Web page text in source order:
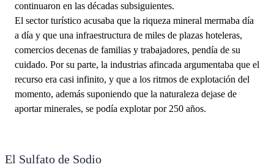
continuaron en las décadas subsiguientes.
El sector turístico acusaba que la riqueza mineral mermaba día
a día y que una infraestructura de miles de plazas hoteleras,
comercios decenas de familias y trabajadores, pendía de su
cuidado. Por su parte, la industrias afincada argumentaba que el
recurso era casi infinito, y que a los ritmos de explotación del
momento, además suponiendo que la naturaleza dejase de
aportar minerales, se podía explotar por 250 años.
El Sulfato de Sodio